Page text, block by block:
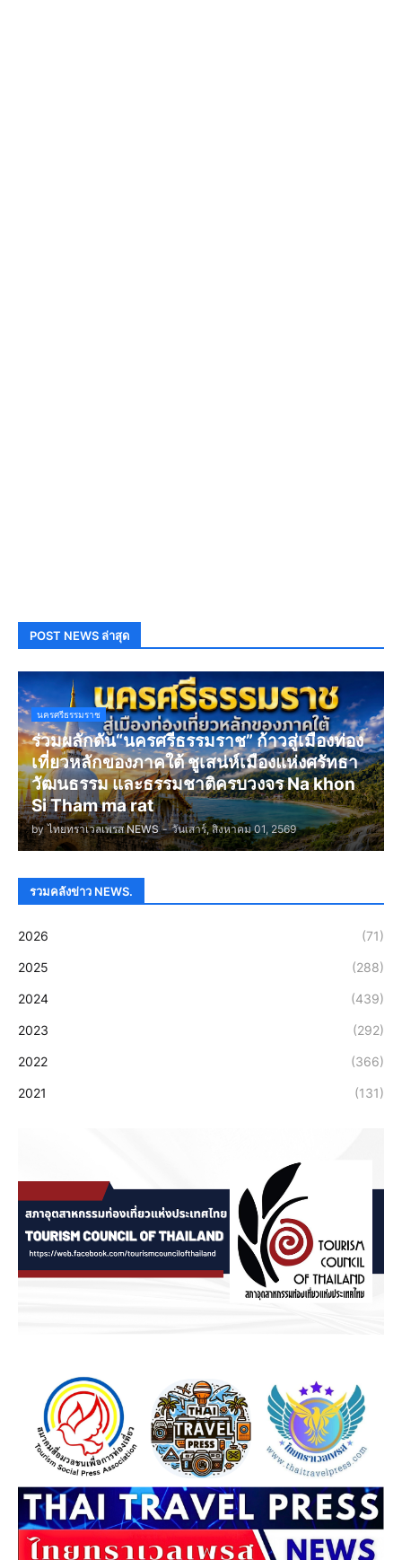
POST NEWS ล่าสุด
นครศรีธรรมราช
ร่วมผลักดัน“นครศรีธรรมราช” ก้าวสู่เมืองท่อง
เที่ยวหลักของภาคใต้ ชูเสน่ห์เมืองแห่งศรัทธา
วัฒนธรรม และธรรมชาติครบวงจร Na khon
Si Tham ma rat
by ไทยทราเวลเพรส NEWS - วันเสาร์, สิงหาคม 01, 2569
รวมคลังข่าว NEWS.
2026 (71)
2025 (288)
2024 (439)
2023 (292)
2022 (366)
2021 (131)